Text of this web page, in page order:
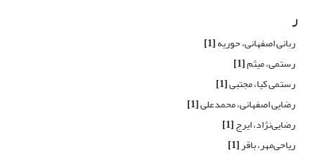
ر
ربانی اصفهانی، حوریه[1]
رستمی، میثم[1]
رستمی کیا، مجتبی[1]
رضایی اصفهانی، محمدعلی[1]
رضایی‌نژاد، ایرج[1]
ریاحی‌مهر، باقر[1]